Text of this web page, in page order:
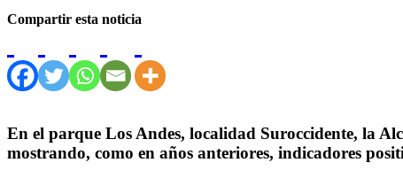
Compartir esta noticia
En el parque Los Andes, localidad Suroccidente, la
mostrando, como en años anteriores, indicadores